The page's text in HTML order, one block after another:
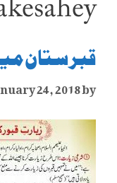
قبرستان
24, 2018by